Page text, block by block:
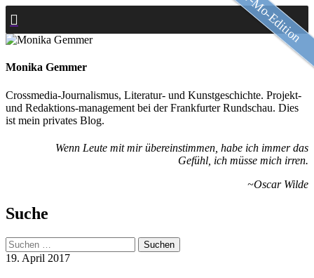
Zum
Inhalt
springen
Monika Gemmer
Crossmedia-Journalismus, Literatur- und Kunstgeschichte. Projekt-
und Redaktions-management bei der Frankfurter Rundschau. Dies
ist mein privates Blog.
Wenn Leute mit mir übereinstimmen, habe ich immer das
Gefühl, ich müsse mich irren.
~Oscar Wilde
Suche
Suchen
nach:
19. April 2017